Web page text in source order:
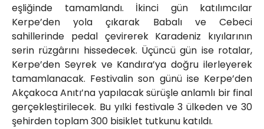
eşliğinde tamamlandı. İkinci gün katılımcılar
Kerpe’den yola çıkarak Babalı ve Cebeci
sahillerinde pedal çevirerek Karadeniz kıyılarının
serin rüzgârını hissedecek. Üçüncü gün ise rotalar,
Kerpe’den Seyrek ve Kandıra’ya doğru ilerleyerek
tamamlanacak. Festivalin son günü ise Kerpe’den
Akçakoca Anıtı’na yapılacak sürüşle anlamlı bir final
gerçekleştirilecek. Bu yılki festivale 3 ülkeden ve 30
şehirden toplam 300 bisiklet tutkunu katıldı.